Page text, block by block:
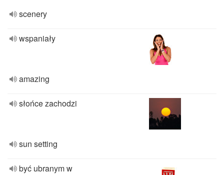
scenery
wspaniały
amazing
słońce zachodzi
sun setting
być ubranym w